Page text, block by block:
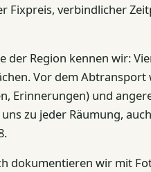
Fixpreis, verbindlicher
der Region kennen wir:
Vor dem
Erinnerungen) und
zu jeder Räumung,
dokumentieren wir mit